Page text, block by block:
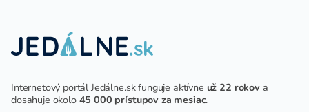
Internetový portál Jedálne.sk funguje aktívne už 22 rokova
dosahuje okolo 45 000 prístupov za mesiac.